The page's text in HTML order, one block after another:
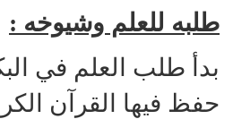
طلبه للعلم وشيوخه :
بدأ طلب العلم في
حفظ فيها القرآن